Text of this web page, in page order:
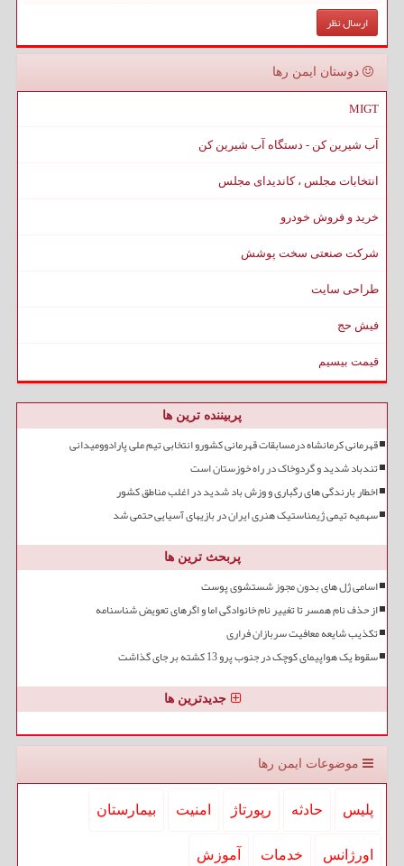
دوستان ایمن رها
MIGT
آب شیرین کن - دستگاه آب شیرین کن
انتخابات مجلس ، کاندیدای مجلس
خرید و فروش خودرو
شرکت صنعتی سخت پوشش
طراحی سایت
فیش حج
قیمت بیسیم
پربیننده ترین ها
قهرمانی کرمانشاه درمسابقات قهرمانی کشورو انتخابی تیم ملی پارادوومیدانی
تندباد شدید و گردوخاک در راه خوزستان است
اخطار بارندگی های رگباری و وزش باد شدید در اغلب مناطق کشور
سهمیه تیمی ژیمناستیک هنری ایران در بازیهای آسیایی حتمی شد
پربحث ترین ها
اسامی ژل های بدون مجوز شستشوی پوست
از حذف نام همسر تا تغییر نام خانوادگی اما و اگرهای تعویض شناسنامه
تکذیب شایعه معافیت سربازان فراری
سقوط یک هواپیمای کوچک در جنوب پرو 13 کشته بر جای گذاشت
جدیدترین ها
موضوعات ایمن رها
پلیس حادثه رپورتاژ امنیت بیمارستان
اورژانس خدمات آموزش